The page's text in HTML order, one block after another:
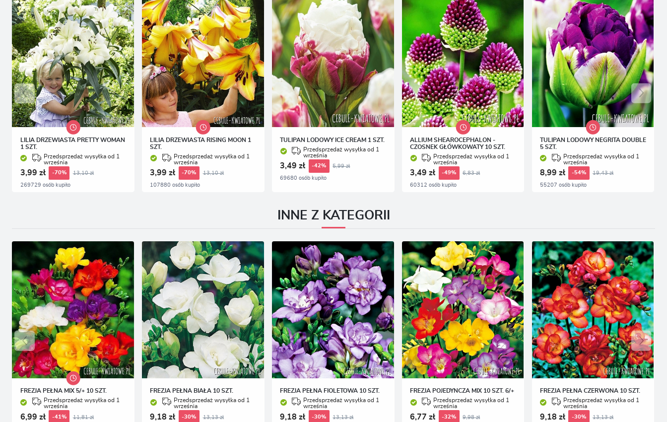
LILIA DRZEWIASTA PRETTY WOMAN
1 SZT.
Przedsprzedaż wysyłka od 1
września
3,99 zł -70% 13,10 zł
269729 osób kupiło
LILIA DRZEWIASTA RISING MOON 1
SZT.
Przedsprzedaż wysyłka od 1
września
3,99 zł -70% 13,10 zł
107880 osób kupiło
TULIPAN LODOWY ICE CREAM 1 SZT.
Przedsprzedaż wysyłka od 1
września
3,49 zł -42% 5,99 zł
69680 osób kupiło
ALLIUM SHEAROCEPHALON -
CZOSNEK GŁÓWKOWATY 10 SZT.
Przedsprzedaż wysyłka od 1
września
3,49 zł -49% 6,83 zł
60312 osób kupiło
TULIPAN LODOWY NEGRITA DOUBLE
5 SZT.
Przedsprzedaż wysyłka od 1
września
8,99 zł -54% 19,43 zł
55207 osób kupiło
INNE Z KATEGORII
FREZJA PEŁNA MIX 5/+ 10 SZT.
Przedsprzedaż wysyłka od 1
września
6,99 zł -41% 11,81 zł
FREZJA PEŁNA BIAŁA 10 SZT.
Przedsprzedaż wysyłka od 1
września
9,18 zł -30% 13,13 zł
FREZJA PEŁNA FIOLETOWA 10 SZT.
Przedsprzedaż wysyłka od 1
września
9,18 zł -30% 13,13 zł
FREZJA POJEDYNCZA MIX 10 SZT. 6/+
Przedsprzedaż wysyłka od 1
września
6,77 zł -32% 9,98 zł
FREZJA PEŁNA CZERWONA 10 SZT.
Przedsprzedaż wysyłka od 1
września
9,18 zł -30% 13,13 zł
prezentujących nasze treści w postaci wiadomości, ofert, komunikatów mediów społecznościowych.